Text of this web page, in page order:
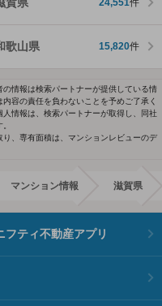
24,551件
歌山県 15,820件
情報は検索パートナーが提供している情
容の責任を負わないことを予めご了承く
情報は、検索パートナーが取得し、同社
、専有面積は、マンションレビューのデ
マンション情報 滋賀県
フティ不動産アプリ